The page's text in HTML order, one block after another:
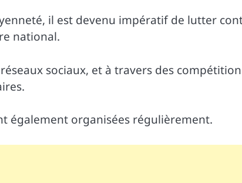
il est devenu impératif de lutter
national.
sociaux, et à travers des
également organisées régulièrement.